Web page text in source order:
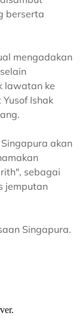
berserta
mengadakan
lawatan ke
Ishak
akan
sebagai
jemputan
Singapura.